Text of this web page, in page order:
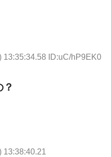
13:35:34.58 ID:uC/hP9EK0
13:38:40.21